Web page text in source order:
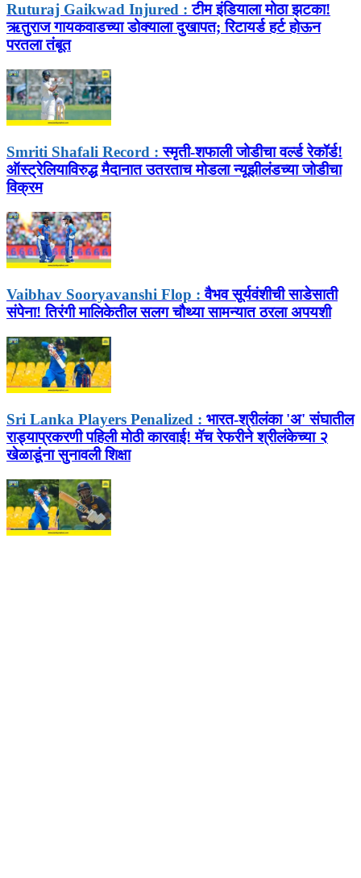
Ruturaj Gaikwad Injured : टीम इंडियाला मोठा झटका!
ऋतुराज गायकवाडच्या डोक्याला दुखापत; रिटायर्ड हर्ट होऊन
परतला तंबूत
Smriti Shafali Record : स्मृती-शफाली जोडीचा वर्ल्ड रेकॉर्ड!
ऑस्ट्रेलियाविरुद्ध मैदानात उतरताच मोडला न्यूझीलंडच्या जोडीचा
विक्रम
Vaibhav Sooryavanshi Flop : वैभव सूर्यवंशीची साडेसाती
संपेना! तिरंगी मालिकेतील सलग चौथ्या सामन्यात ठरला अपयशी
Sri Lanka Players Penalized : भारत-श्रीलंका 'अ' संघातील
राड्याप्रकरणी पहिली मोठी कारवाई! मॅच रेफरीने श्रीलंकेच्या २
खेळाडूंना सुनावली शिक्षा